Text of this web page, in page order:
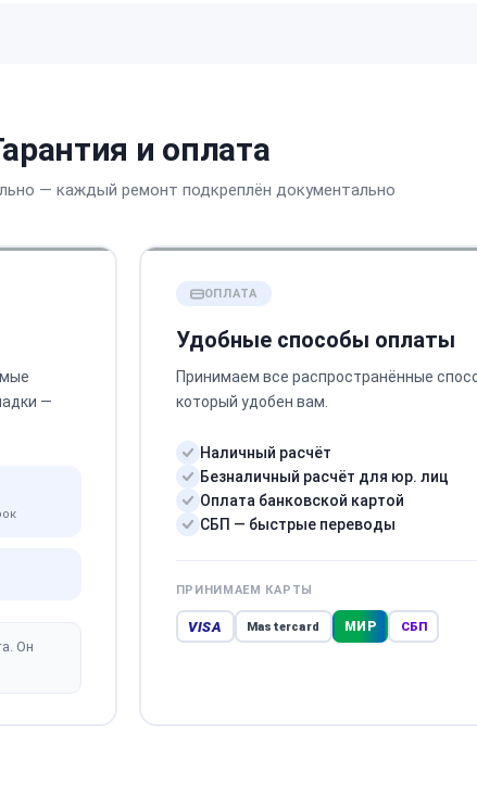
и оплата
— каждый ремонт подкреплён документально
—
Он
ОПЛАТА
Удобные способы оплаты
Принимаем все распространённые
который удобен вам.
Наличный расчёт
Безналичный расчёт для юр. лиц
Оплата банковской картой
СБП — быстрые переводы
ПРИНИМАЕМ КАРТЫ
VISA Mastercard МИР СБП